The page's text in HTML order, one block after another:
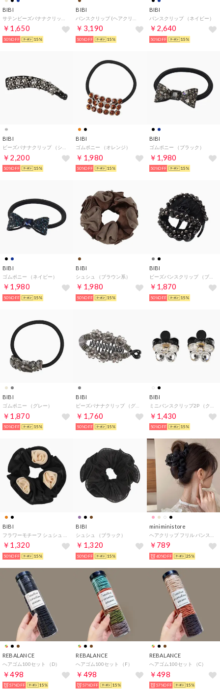
BIBI
￥1,650
50%OFF 15%
BIBI
￥3,190
50%OFF 15%
BIBI
バンスクリップ （ネイビー）
￥2,640
50%OFF 15%
BIBI
￥2,200
50%OFF 15%
BIBI
ゴムポニー （オレンジ）
￥1,980
50%OFF 15%
BIBI
ゴムポニー （ブラック）
￥1,980
50%OFF 15%
BIBI
ゴムポニー （ネイビー）
￥1,980
50%OFF 15%
BIBI
シュシュ （ブラウン系）
￥1,980
50%OFF 15%
BIBI
ビーズバンスクリップ （ブラック）
￥1,870
50%OFF 15%
BIBI
ゴムポニー （グレー）
￥1,870
50%OFF 15%
BIBI
￥1,760
50%OFF 15%
BIBI
￥1,430
50%OFF 15%
BIBI
￥1,320
50%OFF 15%
BIBI
シュシュ （ブラック）
￥1,320
50%OFF 15%
miniministore
￥789
60%OFF 25%
REBALANCE
へアゴム100セット （D）
￥498
57%OFF 15%
REBALANCE
へアゴム100セット （F）
￥498
57%OFF 15%
REBALANCE
へアゴム100セット （C）
￥498
57%OFF 15%